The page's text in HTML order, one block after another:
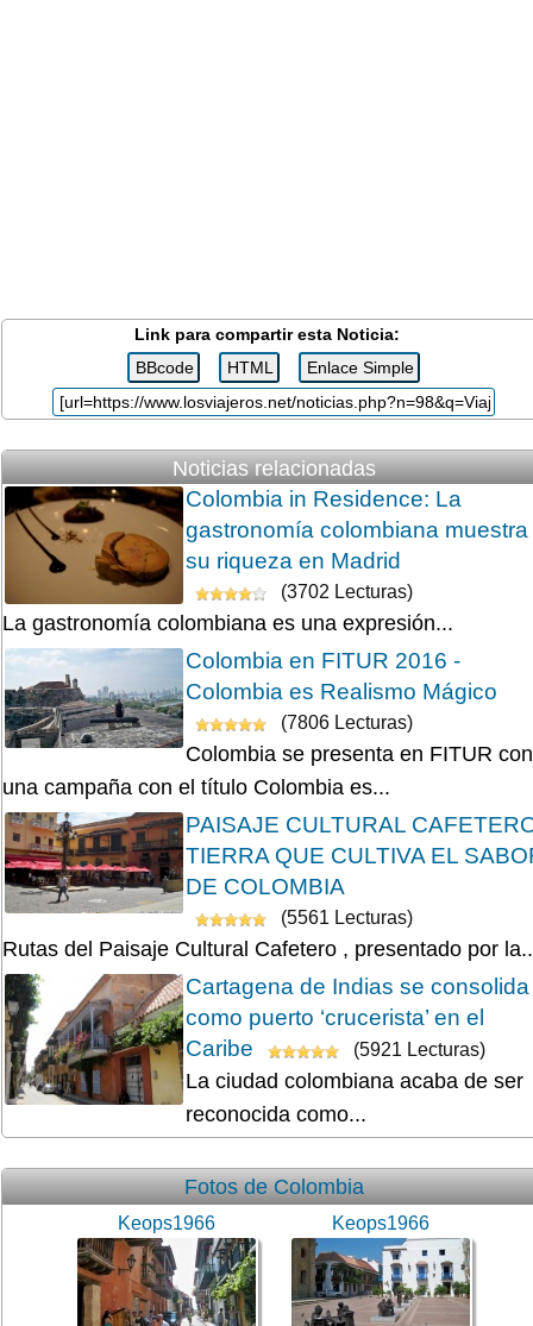
Link para compartir esta Noticia:
Noticias relacionadas
Colombia in Residence: La
gastronomía colombiana muestra
su riqueza en Madrid
(3702 Lecturas)
La gastronomía colombiana es una expresión...
Colombia en FITUR 2016 -
Colombia es Realismo Mágico
(7806 Lecturas)
Colombia se presenta en FITUR con
una campaña con el título Colombia es...
PAISAJE CULTURAL
TIERRA QUE CULTIVA EL
DE COLOMBIA
(5561 Lecturas)
Rutas del Paisaje Cultural Cafetero , presentado por
Cartagena de Indias se consolida
como puerto ‘crucerista’ en el
Caribe
(5921 Lecturas)
La ciudad colombiana acaba de ser
reconocida como...
Fotos de Colombia
Keops1966 Keops1966